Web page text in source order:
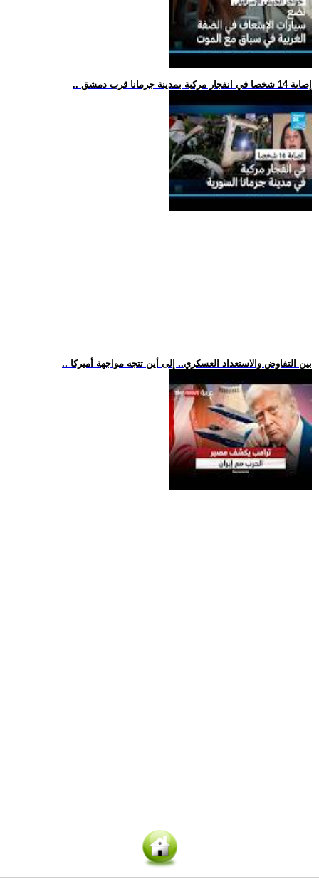
.. إصابة 14 شخصا في انفجار مركبة بمدينة جرمانا قرب دمشق
.. بين التفاوض والاستعداد العسكري.. إلى أين تتجه مواجهة أميركا